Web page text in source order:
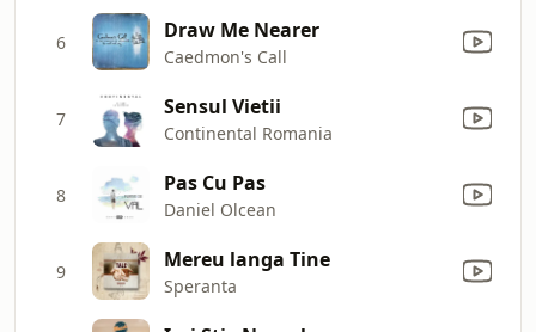
6 Draw Me Nearer
Caedmon's Call
7 Sensul Vietii
Continental Romania
8 Pas Cu Pas
Daniel Olcean
9 Mereu langa Tine
Speranta